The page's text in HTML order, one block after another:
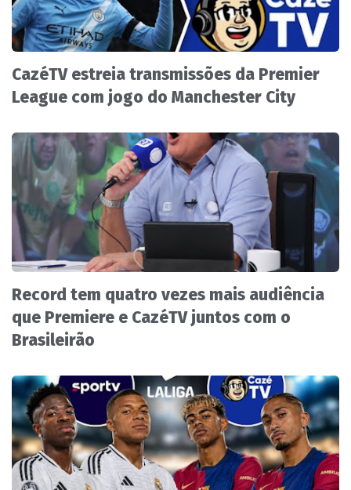
CazéTV estreia transmissões da Premier
League com jogo do Manchester City
Record tem quatro vezes mais audiência
que Premiere e CazéTV juntos com o
Brasileirão